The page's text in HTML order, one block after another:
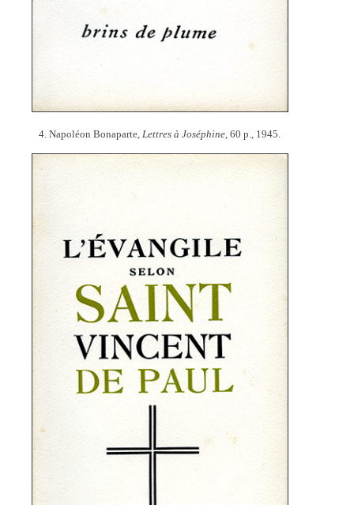
4. Napoléon Bonaparte, Lettres à Joséphine, 60 p., 1945.